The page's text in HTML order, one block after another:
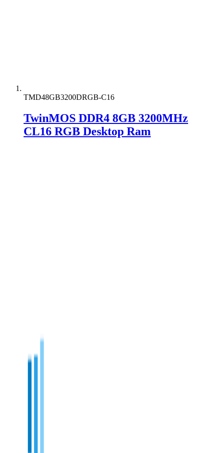
TMD48GB3200DRGB-C16
TwinMOS DDR4 8GB 3200MHz
CL16 RGB Desktop Ram